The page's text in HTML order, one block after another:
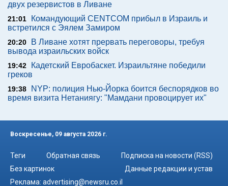
двух резервистов в Ливане
21:01
Командующий CENTCOM прибыл в Израиль и
встретился с Эялем Замиром
20:20
В Ливане хотят прервать переговоры, требуя
вывода израильских войск
19:42
Кадетский Евробаскет. Израильтяне победили
греков
19:38
NYP: полиция Нью-Йорка боится беспорядков во
время визита Нетаниягу: "Мамдани провоцирует их"
Воскресенье, 09 августа 2026 г.
Теги Обратная связь
Подписка на новости (RSS)
Без картинок
Данные редакции и устав
Реклама: advertising@newsru.co.il